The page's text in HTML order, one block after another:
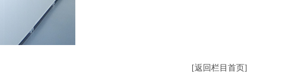
[返回栏目首页]